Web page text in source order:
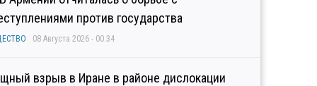
против государства
08 Августа 2026 - 00:34
взрыв в Иране в районе дислокации